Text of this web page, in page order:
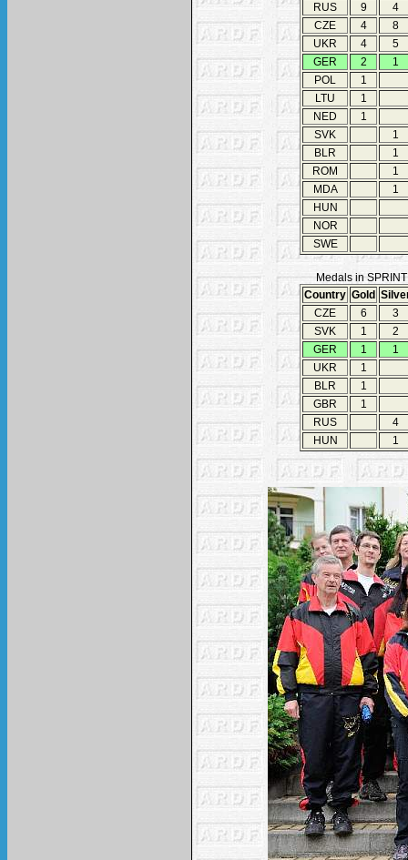
RUS
9
4
CZE
4
8
UKR
4
5
GER
2
1
POL
1
LTU
1
NED
1
SVK
1
BLR
1
ROM
1
MDA
1
HUN
NOR
SWE
Medals in
Country Gold
CZE
6
3
SVK
1
2
GER
1
1
UKR
1
BLR
1
GBR
1
RUS
4
HUN
1